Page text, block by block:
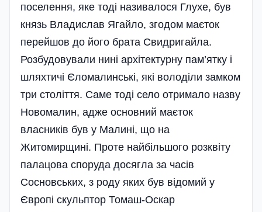
поселення, яке тоді називалося Глухе, був
князь Владислав Ягайло, згодом маєток
перейшов до його брата Свидригайла.
Розбудовували нині архітектурну пам’ятку і
шляхтичі Єломалинські, які володіли замком
три століття. Саме тоді село отримало назву
Новомалин, адже основний маєток
власників був у Малині, що на
Житомирщині. Проте найбільшого розквіту
палацова споруда досягла за часів
Сосновських, з роду яких був відомий у
Європі скульптор Томаш-Оскар